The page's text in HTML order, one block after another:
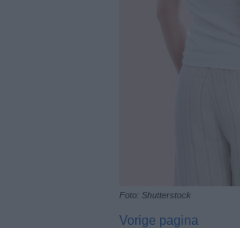
Foto: Shutterstock
Vorige pagina